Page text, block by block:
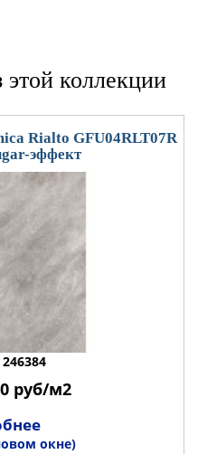
коллекции
Rialto GFU04RLT07R
эффект
246384
руб/м2
окне)